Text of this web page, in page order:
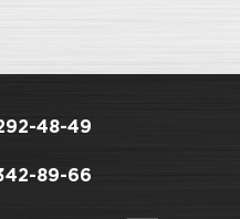
48-49
89-66